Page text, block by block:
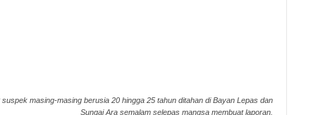
masing-masing berusia 20 hingga 25 tahun ditahan di Bayan Lepas dan
Sungai Ara semalam selepas mangsa membuat laporan.